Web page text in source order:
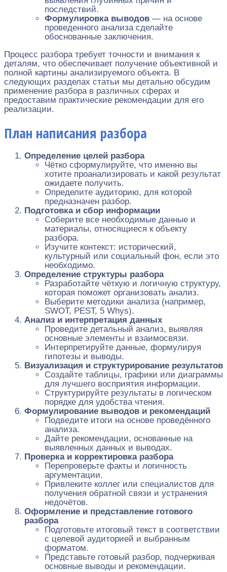
последствий.
Формулировка выводов — на основе
проведенного анализа сделайте
обоснованные заключения.
Процесс разбора требует точности и внимания к
деталям, что обеспечивает получение объективной и
полной картины анализируемого объекта. В
следующих разделах статьи мы детально обсудим
применение разбора в различных сферах и
предоставим практические рекомендации для его
реализации.
План написания разбора
Определение целей разбора
Чётко сформулируйте, что именно вы
хотите проанализировать и какой результат
ожидаете получить.
Определите аудиторию, для которой
предназначен разбор.
Подготовка и сбор информации
Соберите все необходимые данные и
материалы, относящиеся к объекту
разбора.
Изучите контекст: исторический,
культурный или социальный фон, если это
необходимо.
Определение структуры разбора
Разработайте чёткую и логичную структуру,
которая поможет организовать анализ.
Выберите методики анализа (например,
SWOT, PEST, 5 Whys).
Анализ и интерпретация данных
Проведите детальный анализ, выявляя
основные элементы и взаимосвязи.
Интерпретируйте данные, формулируя
гипотезы и выводы.
Визуализация и структурирование результатов
Создайте таблицы, графики или диаграммы
для лучшего восприятия информации.
Структурируйте результаты в логическом
порядке для удобства чтения.
Формулирование выводов и рекомендаций
Подведите итоги на основе проведённого
анализа.
Дайте рекомендации, основанные на
выявленных данных и выводах.
Проверка и корректировка разбора
Перепроверьте факты и логичность
аргументации.
Привлеките коллег или специалистов для
получения обратной связи и устранения
недочётов.
Оформление и представление готового
разбора
Подготовьте итоговый текст в соответствии
с целевой аудиторией и выбранным
форматом.
Представьте готовый разбор, подчеркивая
основные выводы и рекомендации.